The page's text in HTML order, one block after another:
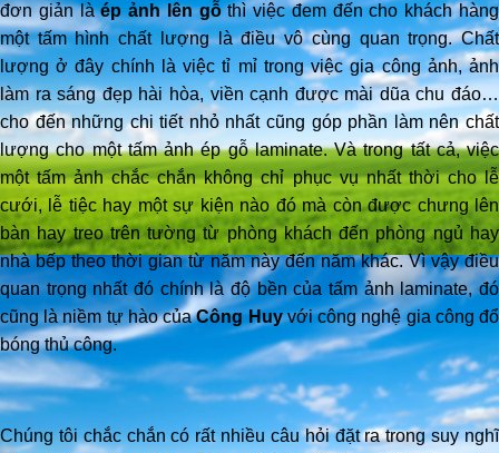
đơn giản làép ảnh lên gỗthì việc đem đến cho khách hàng
một tấm hình chất lượng là điều vô cùng quan trọng. Chất
lượng ở đây chính là việc tỉ mỉ trong việc gia công ảnh, ảnh
làm ra sáng đẹp hài hòa, viền cạnh được mài dũa chu đáo…
cho đến những chi tiết nhỏ nhất cũng góp phần làm nên chất
lượng cho một tấm ảnh ép gỗ laminate. Và trong tất cả, việc
một tấm ảnh chắc chắn không chỉ phục vụ nhất thời cho lễ
cưới, lễ tiệc hay một sự kiện nào đó mà còn được chưng lên
bàn hay treo trên tường từ phòng khách đến phòng ngủ hay
nhà bếp theo thời gian từ năm này đến năm khác. Vì vậy điều
quan trọng nhất đó chính là độ bền của tấm ảnh laminate, đó
cũng là niềm tự hào củaCông Huyvới công nghệ gia công đổ
bóng thủ công.
Chúng tôi chắc chắn có rất nhiều câu hỏi đặt ra trong suy nghĩ